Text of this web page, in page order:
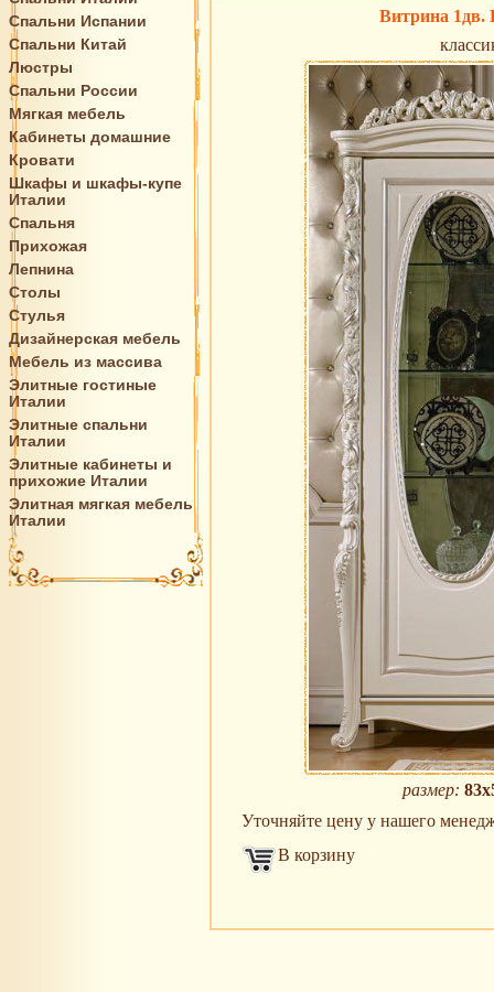
Спальни Испании
Спальни Китай
Люстры
Спальни России
Мягкая мебель
Кабинеты домашние
Кровати
Шкафы и шкафы-купе
Италии
Спальня
Прихожая
Лепнина
Столы
Стулья
Дизайнерская мебель
Мебель из массива
Элитные гостиные
Италии
Элитные спальни
Италии
Элитные кабинеты и
прихожие Италии
Элитная мягкая мебель
Италии
Витрина 1дв.
размер:
Уточняйте цену у нашего
В корзину